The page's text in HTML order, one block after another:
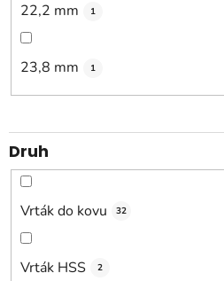
22,2 mm 1
23,8 mm 1
Druh
Vrták do kovu 32
Vrták HSS 2